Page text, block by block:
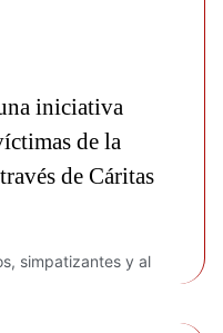
iniciativa
de la
de Cáritas
simpatizantes y al